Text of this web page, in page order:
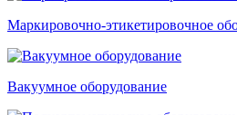
Маркировочно-этикетировочное
Вакуумное оборудование